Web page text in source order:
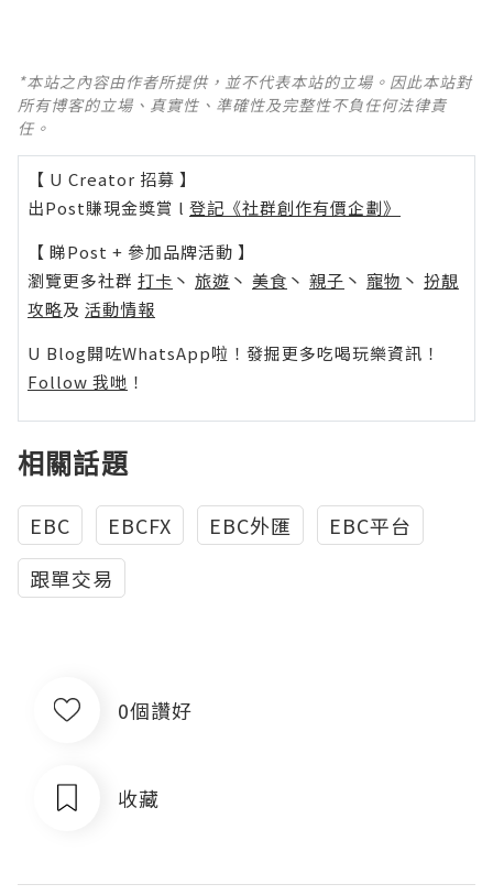
*本站之內容由作者所提供，並不代表本站的立場。因此本站對
所有博客的立場、真實性、準確性及完整性不負任何法律責
任。
【 U Creator 招募 】
出Post賺現金獎賞 l 登記《社群創作有價企劃》
【 睇Post + 參加品牌活動 】
瀏覽更多社群 打卡 丶 旅遊 丶 美食 丶 親子 丶 寵物 丶 扮靚
攻略及 活動情報
U Blog開咗WhatsApp啦！發掘更多吃喝玩樂資訊！
Follow 我哋 ！
相關話題
EBC EBCFX EBC外匯
EBC平台
跟單交易
0個讚好
收藏